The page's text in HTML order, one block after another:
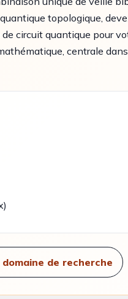
topologique,
circuit quantique pour
centrale
de recherche